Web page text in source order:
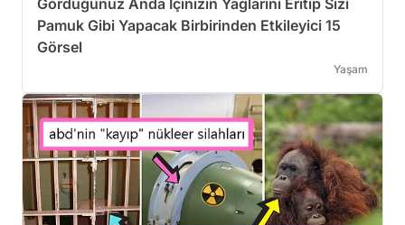
Pamuk Gibi Yapacak Birbirinden Etkileyici 15
Görsel
Yaşam